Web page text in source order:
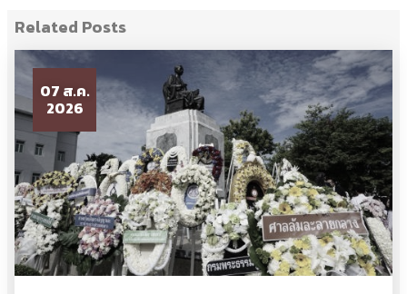
Related Posts
07 ส.ค.
2026